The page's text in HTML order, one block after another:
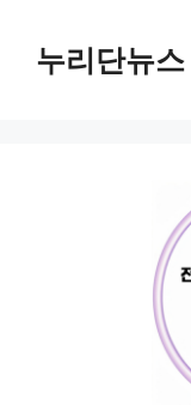
누리단뉴스